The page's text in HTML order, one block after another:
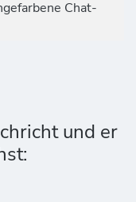
Chat-
und er